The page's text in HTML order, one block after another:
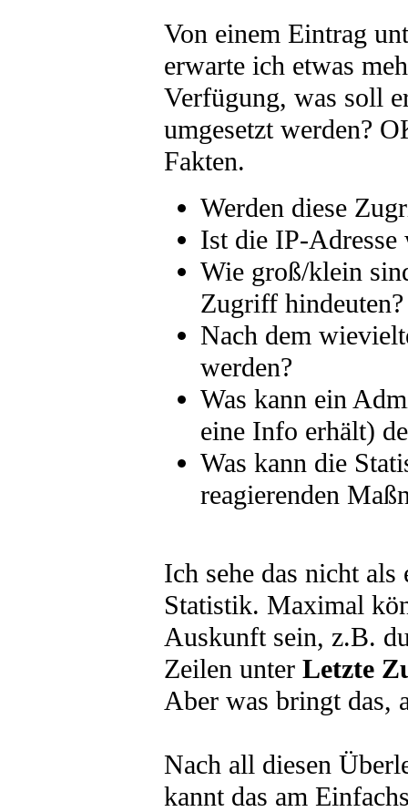
Von einem Eintrag
erwarte ich etwas
Verfügung, was soll
umgesetzt werden?
Fakten.
Werden diese
Ist die IP-Adresse
Wie groß/klein
Zugriff hindeuten?
Nach dem
werden?
Was kann ein
eine Info erhält)
Was kann die
reagierenden
Ich sehe das nicht
Statistik. Maximal
Auskunft sein, z.B.
Zeilen unter Letzte
Aber was bringt das,
Nach all diesen
kannt das am